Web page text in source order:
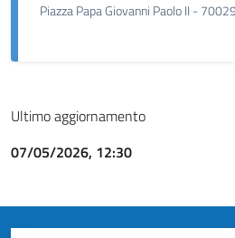
Piazza Papa Giovanni Paolo II - 70029
Ultimo aggiornamento
07/05/2026, 12:30